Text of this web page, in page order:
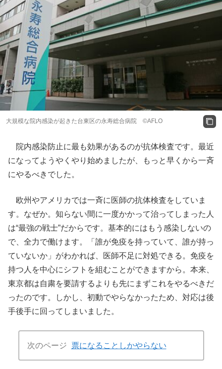
大規模な院内感染が起きた台東区の永寿総合病院 ©AFLO
院内感染防止に最も効果があるのが抗体検査です。最近
になってようやくやり始めましたが、もっと早くから一斉
にやるべきでした。
欧州やアメリカでは一斉に医師の抗体検査をしていま
す。なぜか。知らない間に一度かかって治ってしまった人
は“最強の戦士”だからです。基本的にはもう感染しないの
で、全力で働けます。「誰が免疫を持っていて、誰が持っ
ていないか」がわかれば、医師不足に対処できる。免疫を
持つ人を中心にシフトを組むことができますから。本来、
東京都は自粛を要請するよりも先にまずこれをやるべきだ
ったのです。しかし、初動でやらなかったため、対応は後
手後手に回ってしまいました。
次のページ 票になることしかやらない